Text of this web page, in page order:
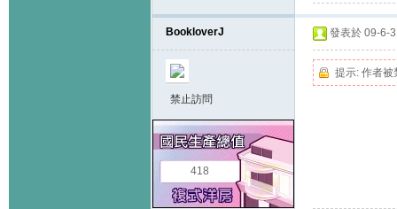
BookloverJ
禁止訪問
418
發表於 09-6-
提示: 作者被